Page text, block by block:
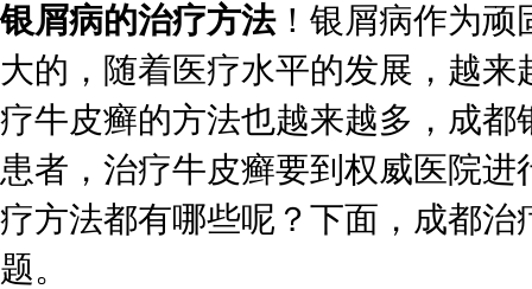
银屑病的治疗方法！银屑病作为顽
大的，随着医疗水平的发展，越
疗牛皮癣的方法也越来越多，成
患者，治疗牛皮癣要到权威医院
疗方法都有哪些呢？下面，成都
题。